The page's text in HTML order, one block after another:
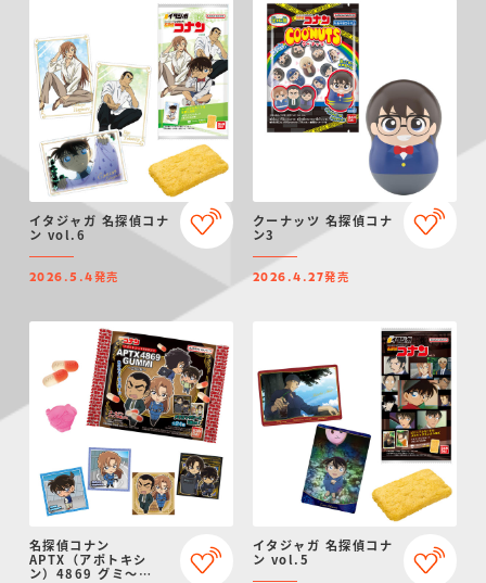
イタジャガ 名探偵コナ
ン vol.6
2026.5.4発売
クーナッツ 名探偵コナ
ン3
2026.4.27発売
名探偵コナン
APTX（アポトキシ
ン）4869 グミ～
イタジャガ 名探偵コナ
ン vol.5